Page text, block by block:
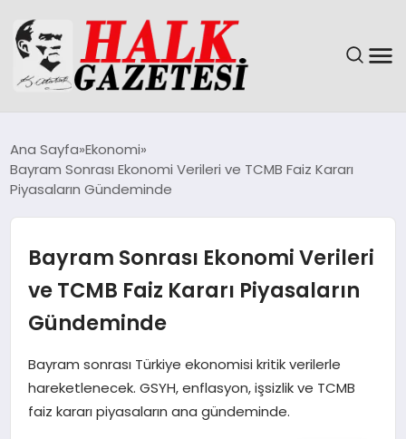
DÜNYA
EKONOMI
MAGAZIN
SAĞLIK
SIYASET
Ana Sayfa Ekonomi
Bayram Sonrası Ekonomi Verileri ve TCMB Faiz Kararı
Piyasaların Gündeminde
Bayram Sonrası Ekonomi Verileri
ve TCMB Faiz Kararı Piyasaların
Gündeminde
Bayram sonrası Türkiye ekonomisi kritik verilerle
hareketlenecek. GSYH, enflasyon, işsizlik ve TCMB
faiz kararı piyasaların ana gündeminde.